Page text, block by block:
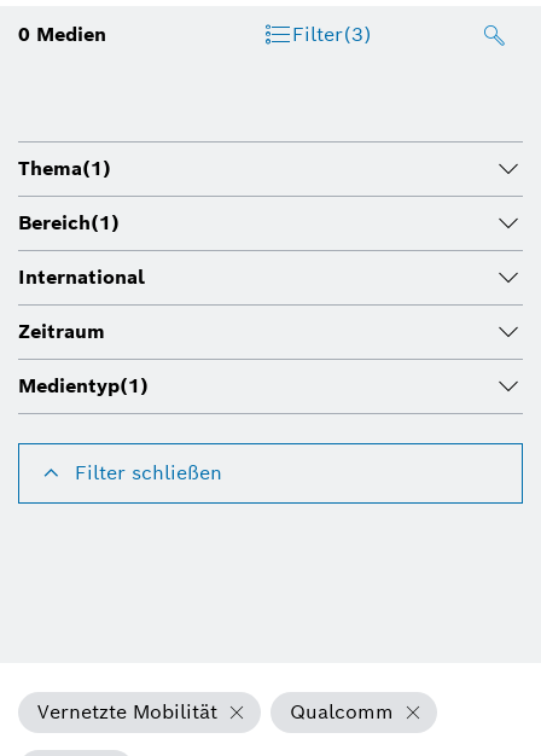
0 Medien Filter(3)
Thema(1)
Bereich(1)
International
Zeitraum
Medientyp(1)
Filter schließen
Vernetzte Mobilität Qualcomm